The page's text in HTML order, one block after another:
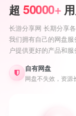
超 50000+
长游分享网 长期分享
我们拥有自己的网盘
户提供更好的产品和服
自有网盘
网盘不失效，资源